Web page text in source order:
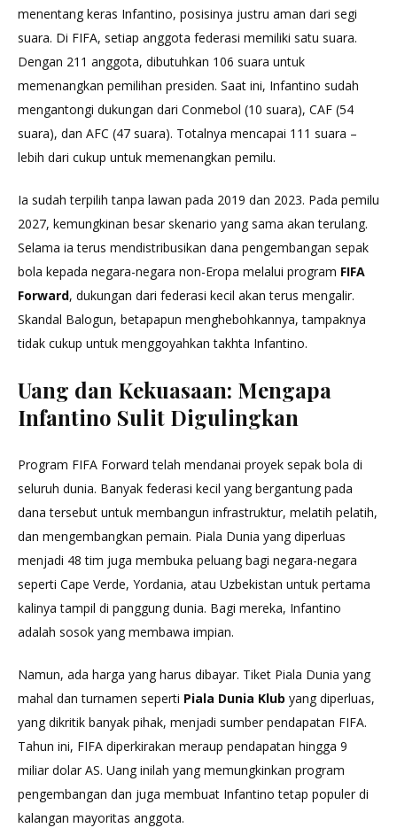
menentang keras Infantino, posisinya justru aman dari segi
suara. Di FIFA, setiap anggota federasi memiliki satu suara.
Dengan 211 anggota, dibutuhkan 106 suara untuk
memenangkan pemilihan presiden. Saat ini, Infantino sudah
mengantongi dukungan dari Conmebol (10 suara), CAF (54
suara), dan AFC (47 suara). Totalnya mencapai 111 suara –
lebih dari cukup untuk memenangkan pemilu.
Ia sudah terpilih tanpa lawan pada 2019 dan 2023. Pada pemilu
2027, kemungkinan besar skenario yang sama akan terulang.
Selama ia terus mendistribusikan dana pengembangan sepak
bola kepada negara-negara non-Eropa melalui program FIFA
Forward, dukungan dari federasi kecil akan terus mengalir.
Skandal Balogun, betapapun menghebohkannya, tampaknya
tidak cukup untuk menggoyahkan takhta Infantino.
Uang dan Kekuasaan: Mengapa
Infantino Sulit Digulingkan
Program FIFA Forward telah mendanai proyek sepak bola di
seluruh dunia. Banyak federasi kecil yang bergantung pada
dana tersebut untuk membangun infrastruktur, melatih pelatih,
dan mengembangkan pemain. Piala Dunia yang diperluas
menjadi 48 tim juga membuka peluang bagi negara-negara
seperti Cape Verde, Yordania, atau Uzbekistan untuk pertama
kalinya tampil di panggung dunia. Bagi mereka, Infantino
adalah sosok yang membawa impian.
Namun, ada harga yang harus dibayar. Tiket Piala Dunia yang
mahal dan turnamen seperti Piala Dunia Klub yang diperluas,
yang dikritik banyak pihak, menjadi sumber pendapatan FIFA.
Tahun ini, FIFA diperkirakan meraup pendapatan hingga 9
miliar dolar AS. Uang inilah yang memungkinkan program
pengembangan dan juga membuat Infantino tetap populer di
kalangan mayoritas anggota.